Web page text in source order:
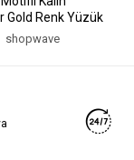
Gold Renk Yüzük
shopwave